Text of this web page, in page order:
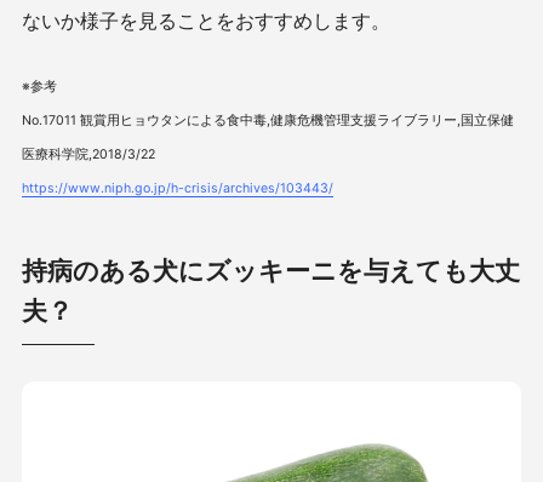
ないか様子を見ることをおすすめします。
※参考
No.17011 観賞用ヒョウタンによる食中毒,健康危機管理支援ライブラリー,国立保健
医療科学院,2018/3/22
https://www.niph.go.jp/h-crisis/archives/103443/
持病のある犬にズッキーニを与えても大丈
夫？